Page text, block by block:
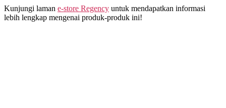
Kunjungi laman e-store Regency untuk mendapatkan informasi
lebih lengkap mengenai produk-produk ini!